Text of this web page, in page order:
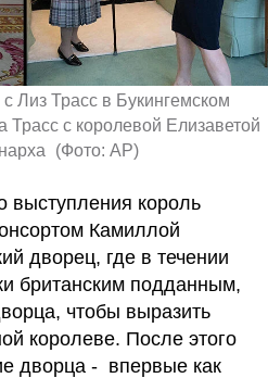
Лиз Трасс в Букингемском
Трасс с королевой Елизаветой
(Фото: AP)
выступления король
Камиллой
дворец, где в течении
британским подданным,
чтобы выразить
королеве. После этого
дворца -  впервые как